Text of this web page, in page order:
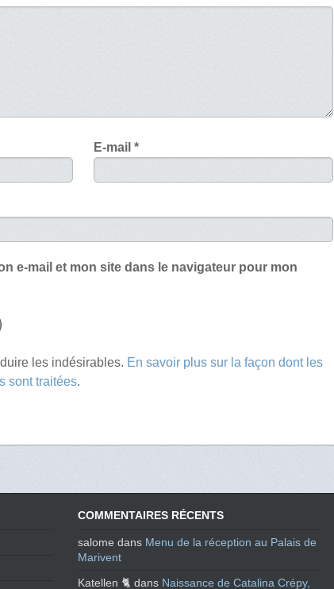
E-mail *
e-mail et mon site dans le navigateur pour mon
les indésirables. En savoir plus sur la façon dont les
sont traitées.
COMMENTAIRES RÉCENTS
salome dans Menu de la réception au Palais de
Marivent
Katellen 🐈 dans Naissance de Catalina Crépy,